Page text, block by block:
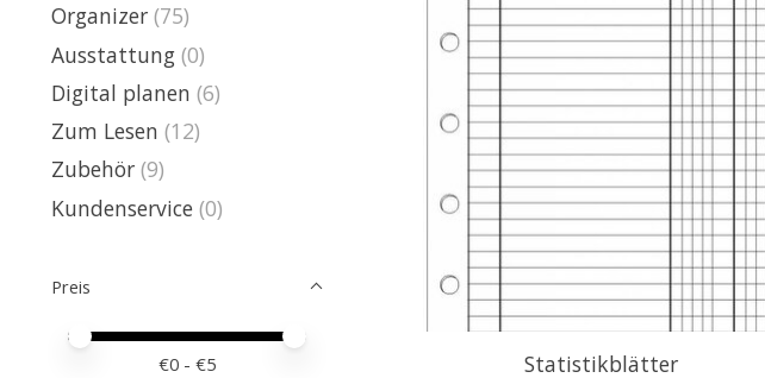
Organizer (75)
Ausstattung (0)
Digital planen (6)
Zum Lesen (12)
Zubehör (9)
Kundenservice (0)
Preis
Preis – Mindestwert
Price maximum value
€0 - €5
Statistikblätter